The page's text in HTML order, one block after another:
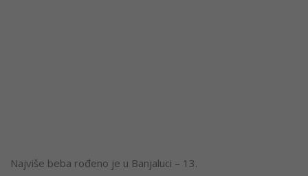
Najviše beba rođeno je u Banjaluci – 13.